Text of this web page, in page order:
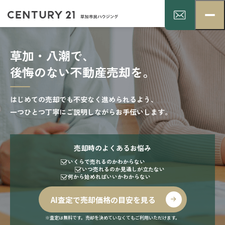
草加・八潮で、
後悔のない不動産売却を。
はじめての売却でも不安なく進められるよう、
一つひとつ丁寧にご説明しながらお手伝いします。
売却時のよくあるお悩み
いくらで売れるのかわからない
いつ売れるのか見通しが立たない
何から始めればいいかわからない
AI査定で売却価格の目安を見る
※査定は無料です。売却を決めていなくてもご利用いただけます。